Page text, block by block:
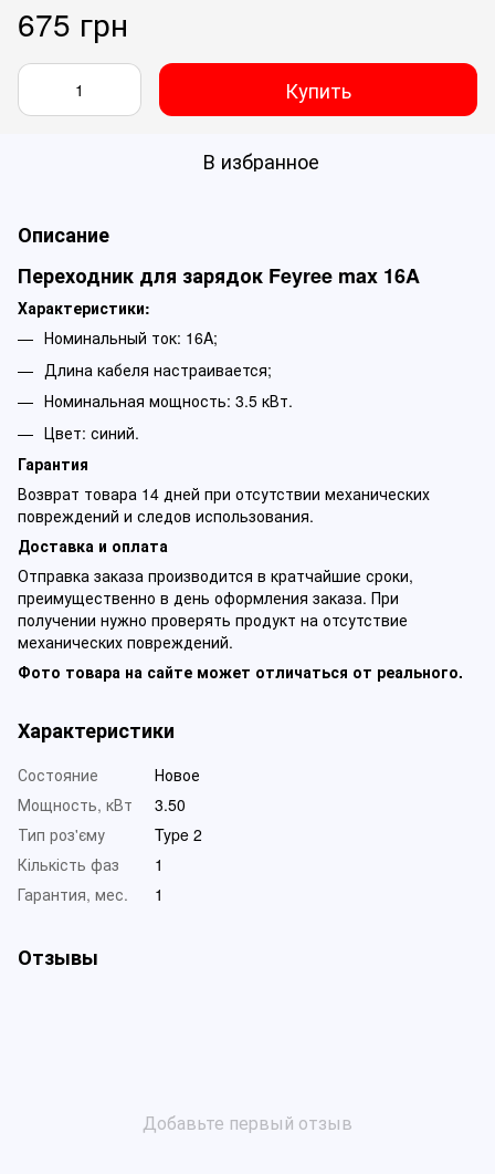
675 грн
Купить
В избранное
Описание
Переходник для зарядок Feyree max 16A
Характеристики:
Номинальный ток: 16A;
Длина кабеля настраивается;
Номинальная мощность: 3.5 кВт.
Цвет: синий.
Гарантия
Возврат товара 14 дней при отсутствии механических
повреждений и следов использования.
Доставка и оплата
Отправка заказа производится в кратчайшие сроки,
преимущественно в день оформления заказа. При
получении нужно проверять продукт на отсутствие
механических повреждений.
Фото товара на сайте может отличаться от реального.
Характеристики
Состояние
Новое
Мощность, кВт
3.50
Тип роз'єму
Type 2
Кількість фаз
1
Гарантия, мес.
1
Отзывы
Добавьте первый отзыв